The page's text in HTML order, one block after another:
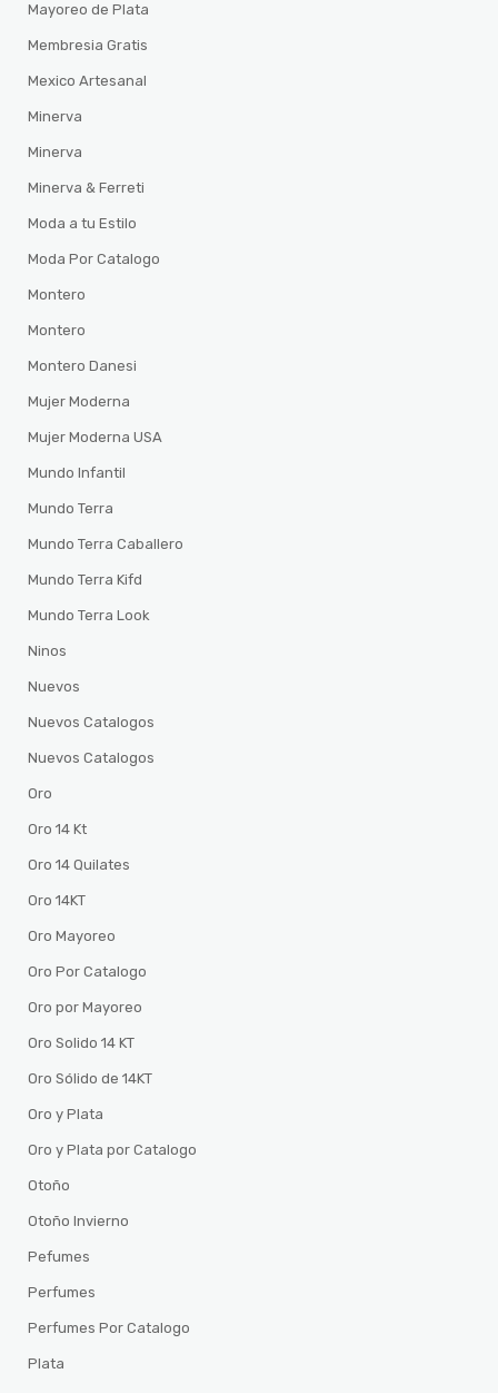
Mayoreo de Plata
Membresia Gratis
Mexico Artesanal
Minerva
Minerva
Minerva & Ferreti
Moda a tu Estilo
Moda Por Catalogo
Montero
Montero
Montero Danesi
Mujer Moderna
Mujer Moderna USA
Mundo Infantil
Mundo Terra
Mundo Terra Caballero
Mundo Terra Kifd
Mundo Terra Look
Ninos
Nuevos
Nuevos Catalogos
Nuevos Catalogos
Oro
Oro 14 Kt
Oro 14 Quilates
Oro 14KT
Oro Mayoreo
Oro Por Catalogo
Oro por Mayoreo
Oro Solido 14 KT
Oro Sólido de 14KT
Oro y Plata
Oro y Plata por Catalogo
Otoño
Otoño Invierno
Pefumes
Perfumes
Perfumes Por Catalogo
Plata